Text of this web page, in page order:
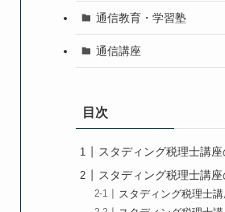
通信教育・学習塾
通信講座
目次
スタディング税理士講
スタディング税理士講
スタディング税理士